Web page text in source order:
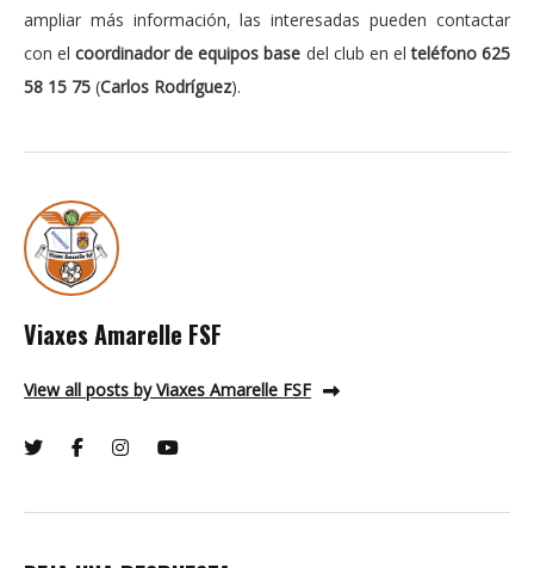
ampliar más información, las interesadas pueden contactar
con elcoordinador de equipos base del club en elteléfono 625
58 15 75 (Carlos Rodríguez).
Viaxes Amarelle FSF
View all posts by Viaxes Amarelle FSF